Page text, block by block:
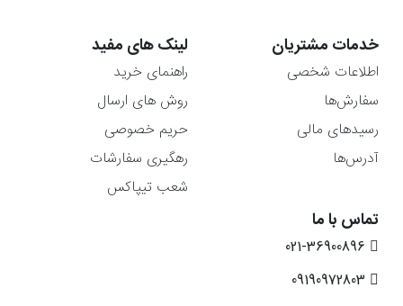
خدمات مشتریان
اطلاعات شخصی
سفارش‌ها
رسیدهای مالی
آدرس‌ها
لینک های مفید
راهنمای خرید
روش های ارسال
حریم خصوصی
رهگیری سفارشات
شعب تیپاکس
تماس با ما